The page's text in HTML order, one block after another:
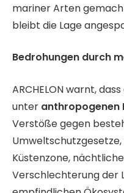
mariner Arten
bleibt die Lage
Bedrohungen durch
ARCHELON warnt,
unter anthropogenen
Verstöße gegen
Küstenzone,
Verschlechterung der